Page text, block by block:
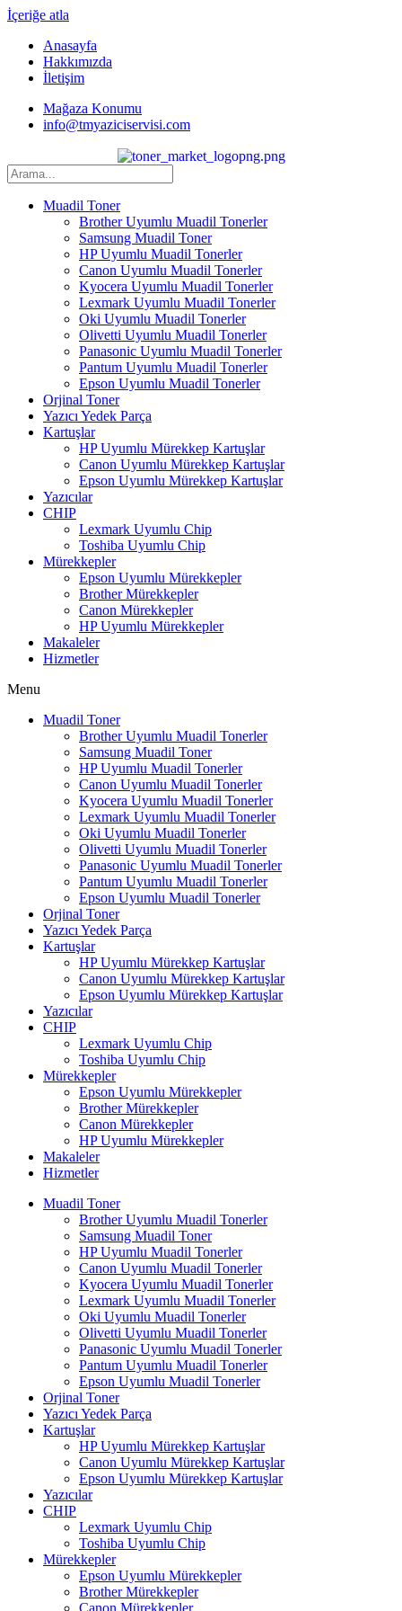
İçeriğe atla
Anasayfa
Hakkımızda
İletişim
Mağaza Konumu
info@tmyaziciservisi.com
Muadil Toner
Brother Uyumlu Muadil Tonerler
Samsung Muadil Toner
HP Uyumlu Muadil Tonerler
Canon Uyumlu Muadil Tonerler
Kyocera Uyumlu Muadil Tonerler
Lexmark Uyumlu Muadil Tonerler
Oki Uyumlu Muadil Tonerler
Olivetti Uyumlu Muadil Tonerler
Panasonic Uyumlu Muadil Tonerler
Pantum Uyumlu Muadil Tonerler
Epson Uyumlu Muadil Tonerler
Orjinal Toner
Yazıcı Yedek Parça
Kartuşlar
HP Uyumlu Mürekkep Kartuşlar
Canon Uyumlu Mürekkep Kartuşlar
Epson Uyumlu Mürekkep Kartuşlar
Yazıcılar
CHIP
Lexmark Uyumlu Chip
Toshiba Uyumlu Chip
Mürekkepler
Epson Uyumlu Mürekkepler
Brother Mürekkepler
Canon Mürekkepler
HP Uyumlu Mürekkepler
Makaleler
Hizmetler
Menu
Muadil Toner
Brother Uyumlu Muadil Tonerler
Samsung Muadil Toner
HP Uyumlu Muadil Tonerler
Canon Uyumlu Muadil Tonerler
Kyocera Uyumlu Muadil Tonerler
Lexmark Uyumlu Muadil Tonerler
Oki Uyumlu Muadil Tonerler
Olivetti Uyumlu Muadil Tonerler
Panasonic Uyumlu Muadil Tonerler
Pantum Uyumlu Muadil Tonerler
Epson Uyumlu Muadil Tonerler
Orjinal Toner
Yazıcı Yedek Parça
Kartuşlar
HP Uyumlu Mürekkep Kartuşlar
Canon Uyumlu Mürekkep Kartuşlar
Epson Uyumlu Mürekkep Kartuşlar
Yazıcılar
CHIP
Lexmark Uyumlu Chip
Toshiba Uyumlu Chip
Mürekkepler
Epson Uyumlu Mürekkepler
Brother Mürekkepler
Canon Mürekkepler
HP Uyumlu Mürekkepler
Makaleler
Hizmetler
Muadil Toner
Brother Uyumlu Muadil Tonerler
Samsung Muadil Toner
HP Uyumlu Muadil Tonerler
Canon Uyumlu Muadil Tonerler
Kyocera Uyumlu Muadil Tonerler
Lexmark Uyumlu Muadil Tonerler
Oki Uyumlu Muadil Tonerler
Olivetti Uyumlu Muadil Tonerler
Panasonic Uyumlu Muadil Tonerler
Pantum Uyumlu Muadil Tonerler
Epson Uyumlu Muadil Tonerler
Orjinal Toner
Yazıcı Yedek Parça
Kartuşlar
HP Uyumlu Mürekkep Kartuşlar
Canon Uyumlu Mürekkep Kartuşlar
Epson Uyumlu Mürekkep Kartuşlar
Yazıcılar
CHIP
Lexmark Uyumlu Chip
Toshiba Uyumlu Chip
Mürekkepler
Epson Uyumlu Mürekkepler
Brother Mürekkepler